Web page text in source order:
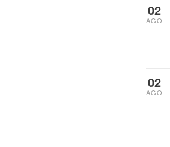
02
AGO
02
AGO